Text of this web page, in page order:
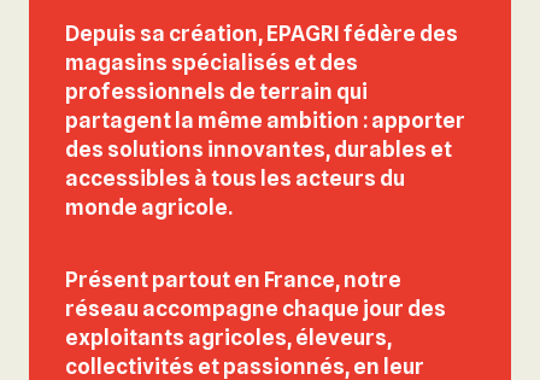
Depuis sa création, EPAGRI fédère des
magasins spécialisés et des
professionnels de terrain qui
partagent la même ambition : apporter
des solutions innovantes, durables et
accessibles à tous les acteurs du
monde agricole.
Présent partout en France, notre
réseau accompagne chaque jour des
exploitants agricoles, éleveurs,
collectivités et passionnés, en leur